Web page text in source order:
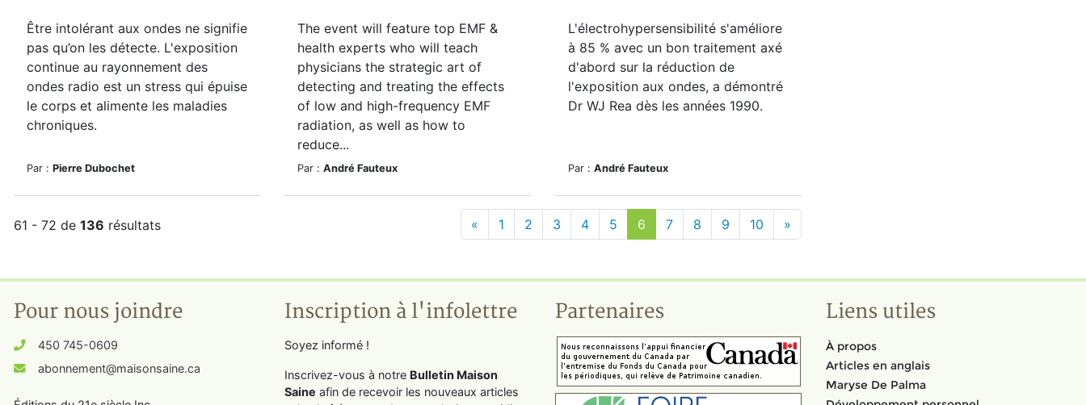
Être intolérant aux ondes ne signifie
pas qu’on les détecte. L'exposition
continue au rayonnement des
ondes radio est un stress qui épuise
le corps et alimente les maladies
chroniques.
Par : Pierre Dubochet
The event will feature top EMF &
health experts who will teach
physicians the strategic art of
detecting and treating the effects
of low and high-frequency EMF
radiation, as well as how to
reduce...
Par : André Fauteux
L'électrohypersensibilité s'améliore
à 85 % avec un bon traitement axé
d'abord sur la réduction de
l'exposition aux ondes, a démontré
Dr WJ Rea dès les années 1990.
Par : André Fauteux
61 - 72 de 136 résultats « 1 2 3 4 5 6 7 8 9 10 »
Pour nous joindre
450 745-0609
abonnement@maisonsaine.ca
Inscription à l'infolettre
Soyez informé !
Inscrivez-vous à notre Bulletin Maison
Saine afin de recevoir les nouveaux articles
Partenaires Liens utiles
À propos
Articles en anglais
Maryse De Palma